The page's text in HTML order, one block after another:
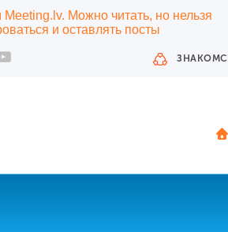
Можно читать, но нельзя
и оставлять посты